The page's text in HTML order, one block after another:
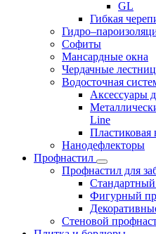
GL
Гибкая
Софиты
Мансардные окна
Чердачные
Водосточная
Аксессуары
Line
Пластиковая
Нанодефлекторы
Профнастил
Профнастил для
Фигурный
Стеновой